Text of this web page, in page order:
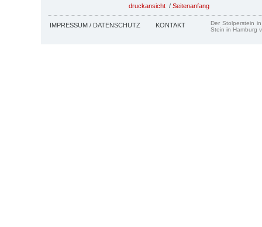
druckansicht / Seitenanfang
IMPRESSUM / DATENSCHUTZ KONTAKT
Der Stolperstein
Stein in Hamburg